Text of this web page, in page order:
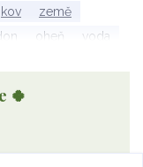
kov
země
oheň
voda
🍀